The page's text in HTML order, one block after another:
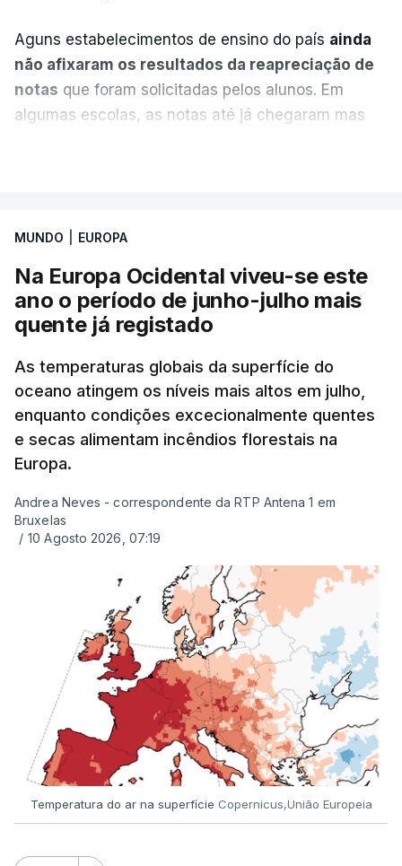
Aguns estabelecimentos de ensino do país ainda
não afixaram os resultados da reapreciação de
notas que foram solicitadas pelos alunos. Em
algumas escolas, as notas até já chegaram mas
tinha chegado o resultado de
exames, mas ainda não tinham sido afixados.
Alguns encarregados de educação e alunos foram
até à escola para ver o resultado mas ainda não
tinha sido divulgado. Alguns pais apontam
incorreções e aguardam a atualização na
plataforma Inovar.
ERRO100
ERROR ON HTML5 MEDIA ELEMENT
ESTE CONTEÚDO ESTÁ NESTE
MOMENTO INDISPONÍVEL
Já a norte, na Escola Secundária de Rio Tinto, uma
outra equipa de reportagem confirmou quehá
mais de 100 pedidos de reapreciação de notas
que aguardam a divulgação.
Os resultados chegaram a ser enviados à escola
MUNDO EUROPA
Na Europa Ocidental viveu-se este
ano o período de junho-julho mais
quente já registado
As temperaturas globais da superfície do
oceano atingem os níveis mais altos em julho,
enquanto condições excecionalmente quentes
e secas alimentam incêndios florestais na
Europa.
Andrea Neves - correspondente da RTP Antena 1 em
Bruxelas
/ 10 Agosto 2026, 07:19
Temperatura do ar na superfície Copernicus,União Europeia